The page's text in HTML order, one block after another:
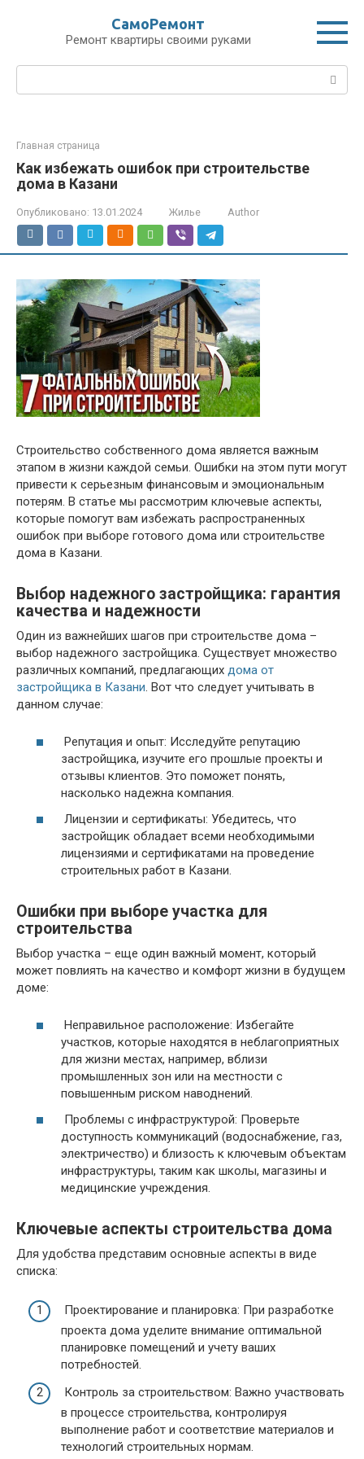
СамоРемонт
Ремонт квартиры своими руками
Поиск:
Главная страница
Как избежать ошибок при строительстве
дома в Казани
Опубликовано: 13.01.2024 Жилье Author
Строительство собственного дома является важным
этапом в жизни каждой семьи. Ошибки на этом пути могут
привести к серьезным финансовым и эмоциональным
потерям. В статье мы рассмотрим ключевые аспекты,
которые помогут вам избежать распространенных
ошибок при выборе готового дома или строительстве
дома в Казани.
Выбор надежного застройщика: гарантия
качества и надежности
Один из важнейших шагов при строительстве дома –
выбор надежного застройщика. Существует множество
различных компаний, предлагающих дома от
застройщика в Казани. Вот что следует учитывать в
данном случае:
Репутация и опыт: Исследуйте репутацию
застройщика, изучите его прошлые проекты и
отзывы клиентов. Это поможет понять,
насколько надежна компания.
Лицензии и сертификаты: Убедитесь, что
застройщик обладает всеми необходимыми
лицензиями и сертификатами на проведение
строительных работ в Казани.
Ошибки при выборе участка для
строительства
Выбор участка – еще один важный момент, который
может повлиять на качество и комфорт жизни в будущем
доме:
Неправильное расположение: Избегайте
участков, которые находятся в неблагоприятных
для жизни местах, например, вблизи
промышленных зон или на местности с
повышенным риском наводнений.
Проблемы с инфраструктурой: Проверьте
доступность коммуникаций (водоснабжение, газ,
электричество) и близость к ключевым объектам
инфраструктуры, таким как школы, магазины и
медицинские учреждения.
Ключевые аспекты строительства дома
Для удобства представим основные аспекты в виде
списка:
Проектирование и планировка: При разработке
проекта дома уделите внимание оптимальной
планировке помещений и учету ваших
потребностей.
Контроль за строительством: Важно участвовать
в процессе строительства, контролируя
выполнение работ и соответствие материалов и
технологий строительных нормам.